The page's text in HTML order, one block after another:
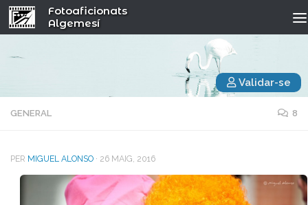
Fotoaficionats
Algemesí
Validar-se
GENERAL 8
PER MIGUEL ALONSO · 26 MAIG, 2016